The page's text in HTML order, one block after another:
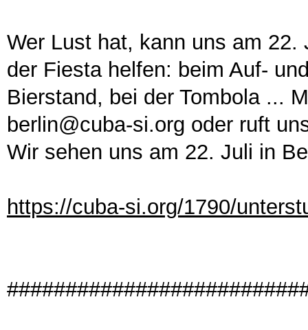
Wer Lust hat, kann uns am 22.
der Fiesta helfen: beim Auf-
Bierstand, bei der Tombola ...
berlin@cuba-si.org oder ruft
Wir sehen uns am 22. Juli in
https://cuba-si.org/1790/